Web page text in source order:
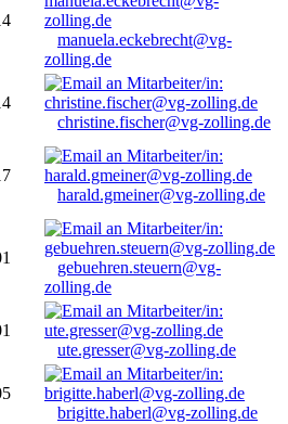
manuela.eckebrecht@vg-
zolling.de
christine.fischer@vg-zolling.de
harald.gmeiner@vg-zolling.de
gebuehren.steuern@vg-
zolling.de
ute.gresser@vg-zolling.de
brigitte.haberl@vg-zolling.de